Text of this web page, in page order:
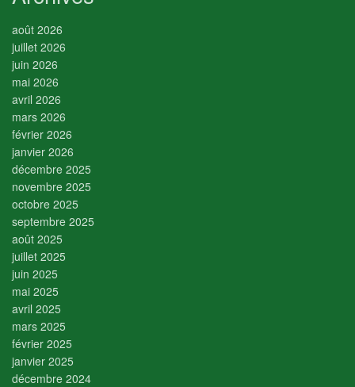
août 2026
juillet 2026
juin 2026
mai 2026
avril 2026
mars 2026
février 2026
janvier 2026
décembre 2025
novembre 2025
octobre 2025
septembre 2025
août 2025
juillet 2025
juin 2025
mai 2025
avril 2025
mars 2025
février 2025
janvier 2025
décembre 2024